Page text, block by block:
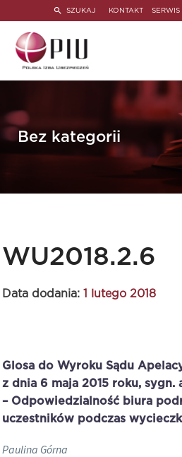
SZUKAJ KONTAKT SERWIS
Bez kategorii
WU2018.2.6
Data dodania: 1 lutego 2018
Glosa do Wyroku Sądu
z dnia 6 maja 2015 roku, sygn.
– Odpowiedzialność biura
uczestników podczas
Paulina Górna